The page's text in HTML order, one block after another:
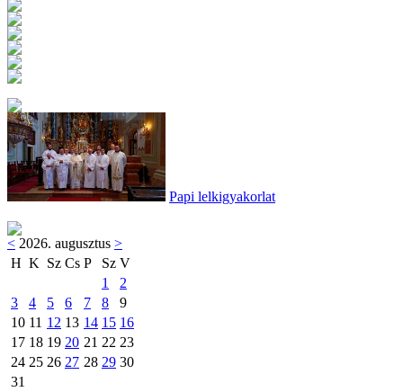
Papi lelkigyakorlat
< 2026. augusztus >
H K Sz Cs P Sz V
1
2
3
4 5 6 7 8
9
10 11 12 13 14 15 16
17 18 19 20 21 22 23
24 25 26 27 28 29 30
31